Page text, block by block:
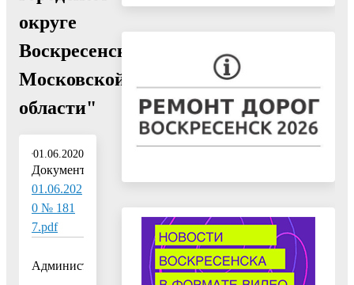
округе
Воскресенск
Московской
области"
01.06.2020
Документ:
01.06.202
0 № 181
7.pdf
Администрация